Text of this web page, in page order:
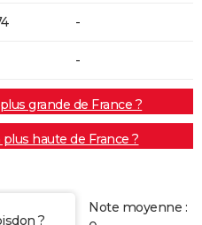
-
-
grande de France ?
haute de France ?
?
Note moyenne :